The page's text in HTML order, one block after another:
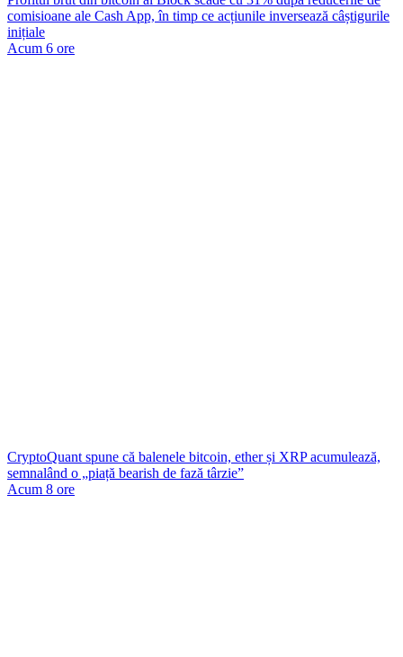
comisioane ale Cash App, în timp ce acțiunile inversează câștigurile
inițiale
Acum 6 ore
CryptoQuant spune că balenele bitcoin, ether și XRP acumulează,
semnalând o „piață bearish de fază târzie”
Acum 8 ore